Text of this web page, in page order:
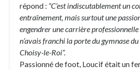
répond : “C’est indiscutablement un
entraînement, mais surtout une
engendrer une carrière professionnelle
n’avais franchi la porte du gymnase
Choisy-le-Roi”.
Passionné de foot, Loucif était un